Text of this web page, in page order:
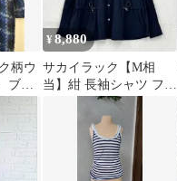
柄ウ
ブル
サ
¥8,880
サカイラック【M相
当】紺 長袖シャツ フレ
ア ドローコード バック
オープン 春秋